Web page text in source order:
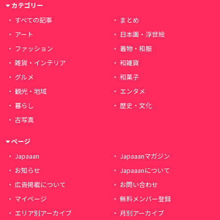
カテゴリー
すべての記事
まとめ
アート
日本画・浮世絵
ファッション
着物・和服
雑貨・インテリア
和雑貨
グルメ
和菓子
観光・地域
エンタメ
暮らし
歴史・文化
古写真
ページ
Japaaan
Japaaanマガジン
お知らせ
Japaaanについて
広告掲載について
お問い合わせ
マイページ
無料メンバー登録
エリア別アーカイブ
月別アーカイブ